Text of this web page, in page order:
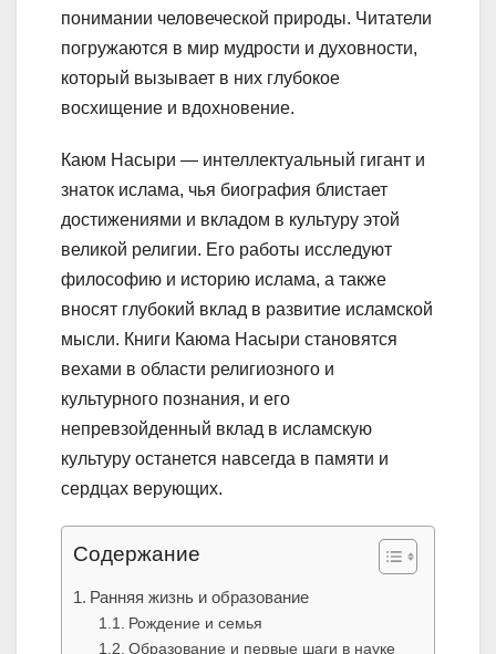
понимании человеческой природы. Читатели
погружаются в мир мудрости и духовности,
который вызывает в них глубокое
восхищение и вдохновение.
Каюм Насыри — интеллектуальный гигант и
знаток ислама, чья биография блистает
достижениями и вкладом в культуру этой
великой религии. Его работы исследуют
философию и историю ислама, а также
вносят глубокий вклад в развитие исламской
мысли. Книги Каюма Насыри становятся
вехами в области религиозного и
культурного познания, и его
непревзойденный вклад в исламскую
культуру останется навсегда в памяти и
сердцах верующих.
Содержание
Ранняя жизнь и образование
Рождение и семья
Образование и первые шаги в науке